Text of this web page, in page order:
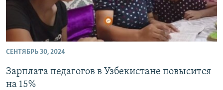
СЕНТЯБРЬ 30, 2024
Зарплата педагогов в Узбекистане повысится
на 15%